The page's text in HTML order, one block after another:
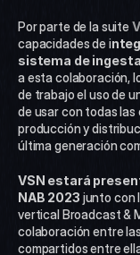
Por parte de la suite
capacidades de i
sistema de ingesta
a esta colaboración,
de trabajo el uso de
de usar con todas
producción y
última generación
VSN estará
NAB 2023 junto con
vertical Broadcast &
colaboración entre
compartidos entre